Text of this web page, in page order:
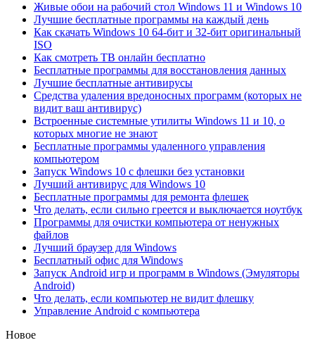
Живые обои на рабочий стол Windows 11 и Windows 10
Лучшие бесплатные программы на каждый день
Как скачать Windows 10 64-бит и 32-бит оригинальный
ISO
Как смотреть ТВ онлайн бесплатно
Бесплатные программы для восстановления данных
Лучшие бесплатные антивирусы
Средства удаления вредоносных программ (которых не
видит ваш антивирус)
Встроенные системные утилиты Windows 11 и 10, о
которых многие не знают
Бесплатные программы удаленного управления
компьютером
Запуск Windows 10 с флешки без установки
Лучший антивирус для Windows 10
Бесплатные программы для ремонта флешек
Что делать, если сильно греется и выключается ноутбук
Программы для очистки компьютера от ненужных
файлов
Лучший браузер для Windows
Бесплатный офис для Windows
Запуск Android игр и программ в Windows (Эмуляторы
Android)
Что делать, если компьютер не видит флешку
Управление Android с компьютера
Новое